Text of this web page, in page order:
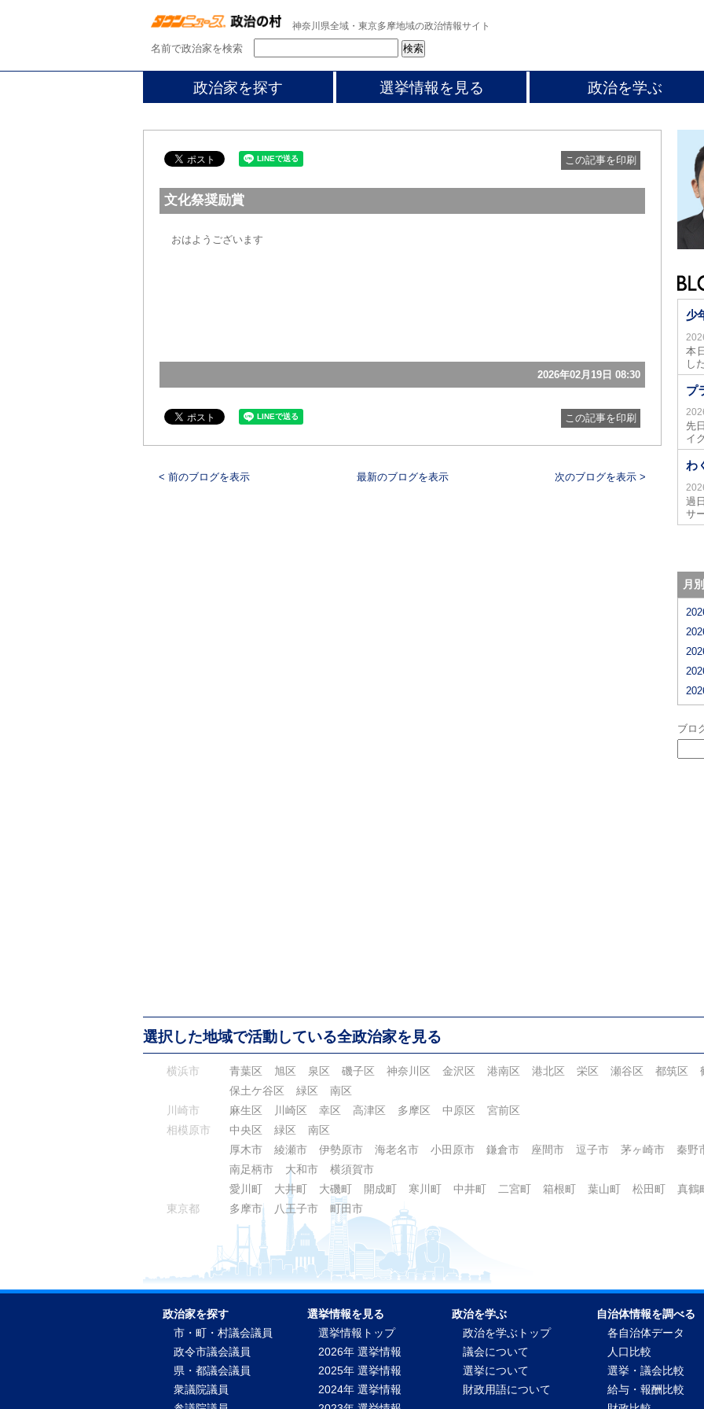
神奈川県全域・東京多摩地域の政治情報サイト
名前で政治家を検索
政治家を探す 選挙情報を見る 政治を学ぶ
この記事を印刷
文化祭奨励賞
おはようございます
2026年02月19日 08:30
この記事を印刷
< 前のブログを表示 最新のブログを表示 次のブログを表示 >
少
本
し
プ
先
イ
わ
過
サ
月
ブロ
選択した地域で活動している全政治家を見る
横浜市 青葉区 旭区 泉区 磯子区 神奈川区 金沢区 港南区 港北区 栄区 瀬谷区 都筑区
保土ケ谷区
緑区
南区
川崎市
麻生区 川崎区 幸区 高津区 多摩区 中原区
宮前区
相模原市
中央区 緑区
南区
厚木市
綾瀬市 伊勢原市 海老名市 小田原市 鎌倉市 座間市 逗子市 茅ヶ崎市 秦野
南足柄市
大和市
横須賀市
愛川町
大井町 大磯町 開成町 寒川町 中井町 二宮町 箱根町 葉山町 松田町 真鶴
東京都
多摩市 八王子市 町田市
政治家を探す
市・町・村議会議員
政令市議会議員
県・都議会議員
衆議院議員
選挙情報を見る
選挙情報トップ
2026年 選挙情報
2025年 選挙情報
2024年 選挙情報
政治を学ぶ
政治を学ぶトップ
議会について
選挙について
財政用語について
自治体情報を調べる
各自治体データ
人口比較
選挙・議会比較
給与・報酬比較